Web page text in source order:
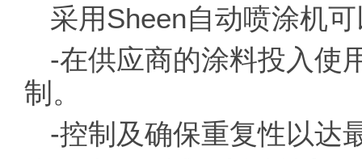
采用Sheen自动喷涂机
-在供应商的涂料投入使
制。
-控制及确保重复性以达